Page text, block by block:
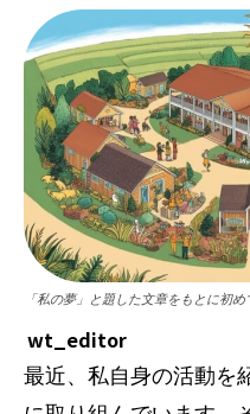
「私の夢」と題した文章をもとに初
wt_editor
最近、私自身の活動を